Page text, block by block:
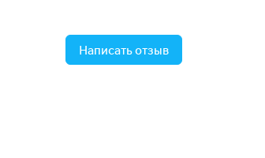
Написать отзыв